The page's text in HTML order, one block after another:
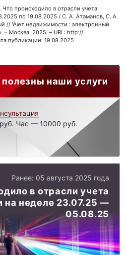
происходило в отрасли учета
по 19.08.2025 / С. А. Атаманов, С. А.
// Учет недвижимости : электронный
– Москва, 2025. – URL: http://
публикации: 19.08.2025
наши услуги
Час — 10000 руб.
Ранее: 05 августа 2025 года
в отрасли учета
на неделе 23.07.25 —
05.08.25